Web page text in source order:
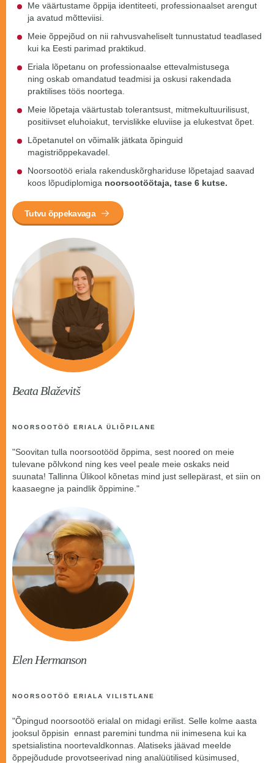
Me väärtustame õppija identiteeti, professionaalset arengut
ja avatud mõtteviisi.
Meie õppejõud on nii rahvusvaheliselt tunnustatud teadlased
kui ka Eesti parimad praktikud.
Eriala lõpetanu on professionaalse ettevalmistusega
ning oskab omandatud teadmisi ja oskusi rakendada
praktilises töös noortega.
Meie lõpetaja väärtustab tolerantsust, mitmekultuurilisust,
positiivset eluhoiakut, tervislikke eluviise ja elukestvat õpet.
Lõpetanutel on võimalik jätkata õpinguid
magistriõppekavadel.
Noorsootöö eriala rakenduskõrghariduse lõpetajad saavad
koos lõpudiplomiga noorsootöötaja, tase 6 kutse.
Tutvu õppekavaga
Beata Blaževitš
NOORSOOTÖÖ ERIALA ÜLIÕPILANE
"Soovitan tulla noorsootööd õppima, sest noored on meie
tulevane põlvkond ning kes veel peale meie oskaks neid
suunata! Tallinna Ülikool kõnetas mind just sellepärast, et siin on
kaasaegne ja paindlik õppimine."
Elen Hermanson
NOORSOOTÖÖ ERIALA VILISTLANE
"Õpingud noorsootöö erialal on midagi erilist. Selle kolme aasta
jooksul õppisin ennast paremini tundma nii inimesena kui ka
spetsialistina noortevaldkonnas. Alatiseks jäävad meelde
õppejõudude provotseerivad ning analüütilised küsimused,